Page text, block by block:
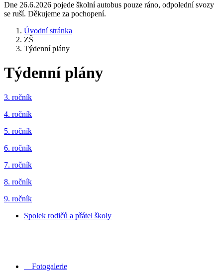
Dne 26.6.2026 pojede školní autobus pouze ráno, odpolední svozy
se ruší. Děkujeme za pochopení.
Úvodní stránka
ZŠ
Týdenní plány
Týdenní plány
3. ročník
4. ročník
5. ročník
6. ročník
7. ročník
8. ročník
9. ročník
Spolek rodičů a přátel školy
Fotogalerie